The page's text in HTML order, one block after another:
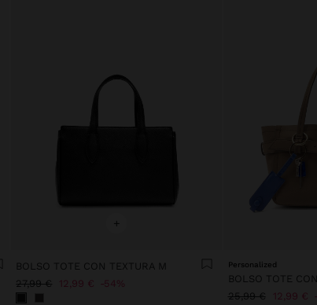
+
BOLSO TOTE CON TEXTURA M
27,99 € 12,99 € 54%
Personalized
25,99 € 12,99 €